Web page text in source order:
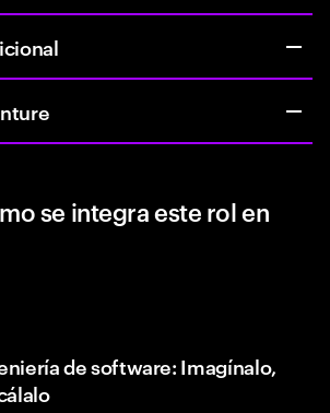
se integra este rol en
de software: Imagínalo,